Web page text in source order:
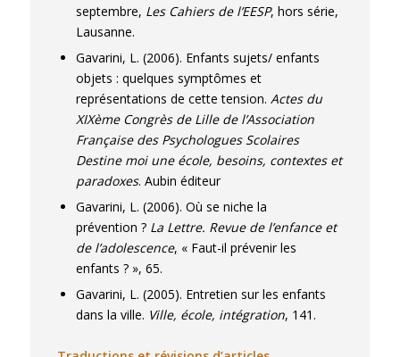
septembre, Les Cahiers de l’EESP, hors série,
Lausanne.
Gavarini, L. (2006). Enfants sujets/ enfants
objets : quelques symptômes et
représentations de cette tension. Actes du
XIXème Congrès de Lille de l’Association
Française des Psychologues Scolaires
Destine moi une école, besoins, contextes et
paradoxes. Aubin éditeur
Gavarini, L. (2006). Où se niche la
prévention ? La Lettre. Revue de l’enfance et
de l’adolescence, « Faut-il prévenir les
enfants ? », 65.
Gavarini, L. (2005). Entretien sur les enfants
dans la ville. Ville, école, intégration, 141.